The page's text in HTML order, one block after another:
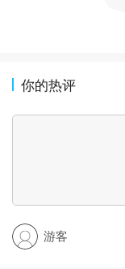
你的热评
游客